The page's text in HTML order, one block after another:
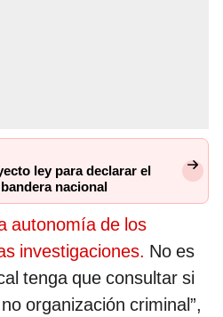
ley para declarar el
nacional
autonomía de los
investigaciones. No es
tenga que consultar si
organización criminal”,